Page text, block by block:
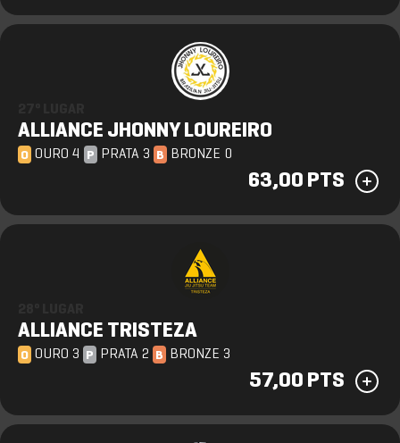
ALLIANCE JHONNY LOUREIRO
O OURO 4 P PRATA 3 B BRONZE 0
63,00 PTS
ALLIANCE TRISTEZA
O OURO 3 P PRATA 2 B BRONZE 3
57,00 PTS